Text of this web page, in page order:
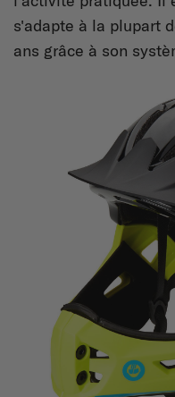
s'adapte à la plupart
ans grâce à son